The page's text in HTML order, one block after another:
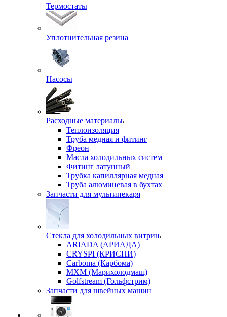
Термостаты
Уплотнительная резина
Насосы
Расходные материалы
Теплоизоляция
Труба медная и фитинг
Фреон
Масла холодильных систем
Фитинг латунный
Трубка капиллярная медная
Труба алюминевая в бухтах
Запчасти для мультипекаря
Стекла для холодильных витрин
ARIADA (АРИАДА)
CRYSPI (КРИСПИ)
Carboma (Карбома)
MXM (Марихолодмаш)
Golfstream (Гольфстрим)
Запчасти для швейных машин